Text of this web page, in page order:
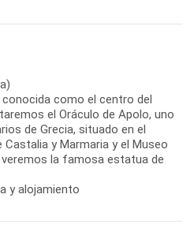
conocida como el centro del
el Oráculo de Apolo, uno
de Grecia, situado en el
y Marmaria y el Museo
la famosa estatua de
y alojamiento